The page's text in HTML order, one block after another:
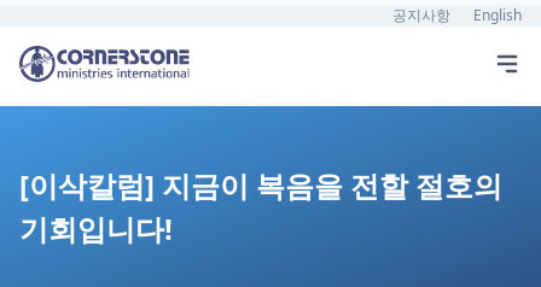
공지사항 English
[이삭칼럼] 지금이 복음을 전할 절호의
기회입니다!